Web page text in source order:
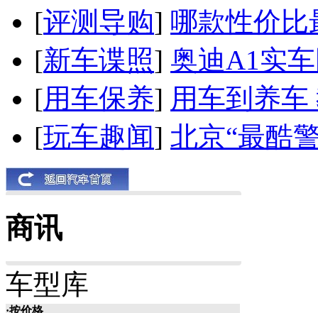
[评测导购] 哪款性价比
[新车谍照] 奥迪A1实
[用车保养] 用车到养
[玩车趣闻] 北京“最酷
商讯
车型库
·按价格